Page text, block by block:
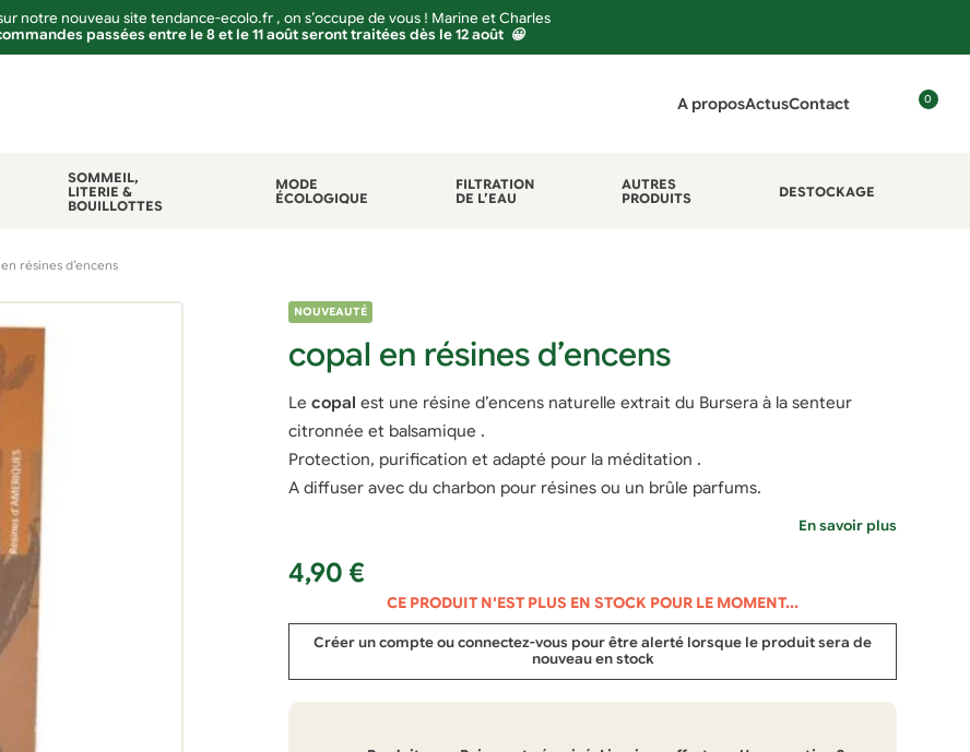
notre nouveau site tendance-ecolo.fr , on s’occupe de vous ! Marine et Charles
passées entre le 8 et le 11 août seront traitées dès le 12 août 😀
A proposActusContact
n
0
SOMMEIL,
LITERIE &
BOUILLOTTES
MODE
ÉCOLOGIQUE
FILTRATION
DE L’EAU
AUTRES
PRODUITS
DESTOCKAGE
résines d’encens
NOUVEAUTÉ
copal en résines d’encens
Lecopal est une résine d’encens naturelle extrait du Bursera à la senteur
citronnée et balsamique .
Protection, purification et adapté pour la méditation .
A diffuser avec du charbon pour résines ou un brûle parfums.
En savoir plus
4,90 €
CE PRODUIT N'EST PLUS EN STOCK POUR LE MOMENT...
Créer un compte ou connectez-vous pour être alerté lorsque le produit sera de
nouveau en stock